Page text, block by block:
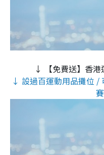
↓ 【免費送】香
↓ 設過百運動用品攤位 /